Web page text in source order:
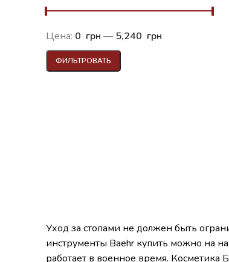
ФИЛЬТРОВАТЬ
Цена: 0 грн — 5,240 грн
Уход за стопами не должен быть
инструменты Baehr купить можно на
работает в военное время. Косметика